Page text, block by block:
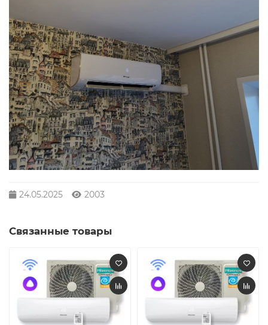
24.05.2025 2003
Связанные товары